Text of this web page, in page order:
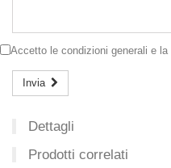
Accetto le condizioni generali e la
Invia
Dettagli
Prodotti correlati